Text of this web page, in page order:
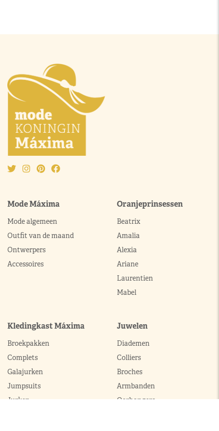
Mode Máxima
Mode algemeen
Outfit van de maand
Ontwerpers
Accessoires
Oranjeprinsessen
Beatrix
Amalia
Alexia
Ariane
Laurentien
Mabel
Kledingkast Máxima
Broekpakken
Complets
Galajurken
Jumpsuits
Jurken
Juwelen
Diademen
Colliers
Broches
Armbanden
Oorhangers